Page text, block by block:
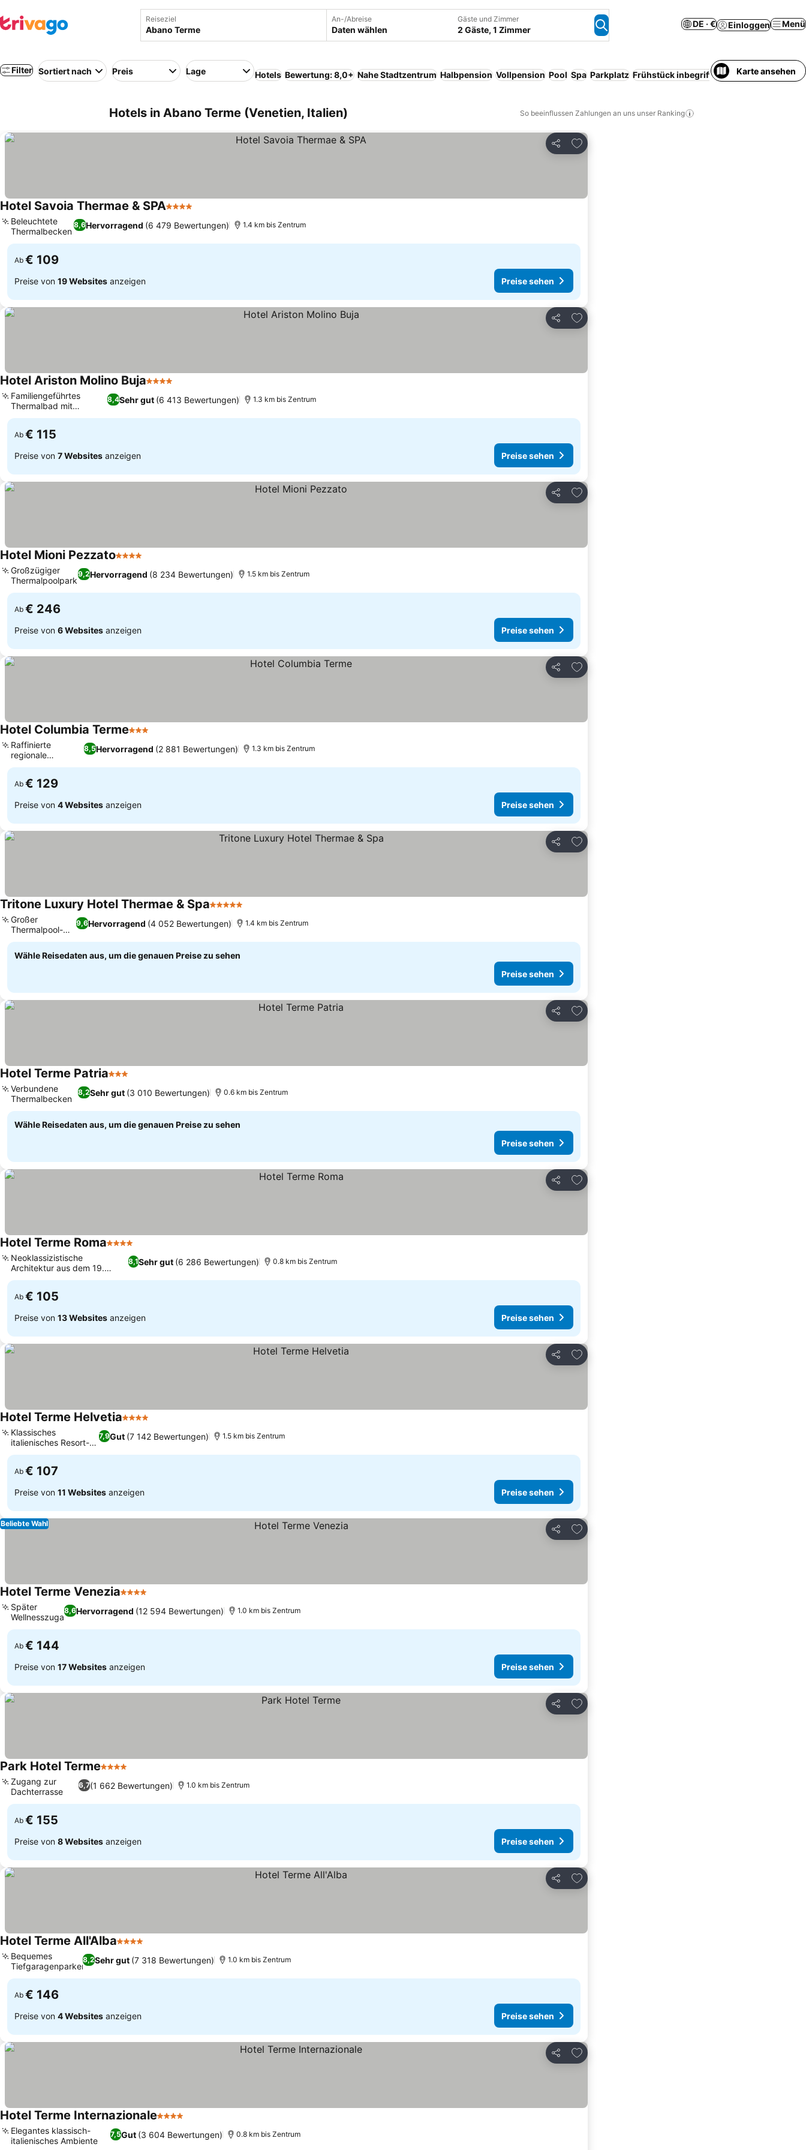
Reiseziel An-/Abreise
Daten wählen
Gäste und Zimmer
2 Gäste, 1 Zimmer
DE · € Einloggen Menü
Filter Sortiert nach Preis Lage Hotels Bewertung: 8,0+ Nahe Stadtzentrum Halbpension Vollpension Pool Spa Parkplatz Frühstück inbegriffen Innenpool
Karte ansehen
Hotels in Abano Terme (Venetien, Italien) So beeinflussen Zahlungen an uns unser Ranking
Teilen
Zu Favoriten hinzufügen
Hotel Savoia Thermae & SPA4 Sterne
8,6Hervorragend (6 479 Bewertungen)
Beleuchtete
Thermalbecken
1.4 km bis Zentrum
Ab € 109
Preise von 19 Websites anzeigen Preise sehen
Teilen
Zu Favoriten hinzufügen
Hotel Ariston Molino Buja4 Sterne
8,4Sehr gut (6 413 Bewertungen)
Familiengeführtes
Thermalbad mit
Tradition
1.3 km bis Zentrum
Ab € 115
Preise von 7 Websites anzeigen Preise sehen
Teilen
Zu Favoriten hinzufügen
Hotel Mioni Pezzato4 Sterne
9,2Hervorragend (8 234 Bewertungen)
Großzügiger
Thermalpoolpark
1.5 km bis Zentrum
Ab € 246
Preise von 6 Websites anzeigen Preise sehen
Teilen
Zu Favoriten hinzufügen
Hotel Columbia Terme3 Sterne
8,5Hervorragend (2 881 Bewertungen)
Raffinierte
regionale
Gastronomie
1.3 km bis Zentrum
Ab € 129
Preise von 4 Websites anzeigen Preise sehen
Teilen
Zu Favoriten hinzufügen
Tritone Luxury Hotel Thermae & Spa5 Sterne
9,6Hervorragend (4 052 Bewertungen)
Großer
Thermalpool-
Komplex
1.4 km bis Zentrum
Wähle Reisedaten aus, um die genauen Preise zu sehen
Preise sehen
Teilen
Zu Favoriten hinzufügen
Hotel Terme Patria3 Sterne
8,2Sehr gut (3 010 Bewertungen)
Verbundene
Thermalbecken
0.6 km bis Zentrum
Wähle Reisedaten aus, um die genauen Preise zu sehen
Preise sehen
Teilen
Zu Favoriten hinzufügen
Hotel Terme Roma4 Sterne
8,1Sehr gut (6 286 Bewertungen)
Neoklassizistische
Architektur aus dem 19.
Jahrhundert
0.8 km bis Zentrum
Ab € 105
Preise von 13 Websites anzeigen Preise sehen
Teilen
Zu Favoriten hinzufügen
Hotel Terme Helvetia4 Sterne
7,9Gut (7 142 Bewertungen)
Klassisches
italienisches Resort-
Flair
1.5 km bis Zentrum
Ab € 107
Preise von 11 Websites anzeigen Preise sehen
Teilen
Zu Favoriten hinzufügen
Beliebte Wahl
Hotel Terme Venezia4 Sterne
8,6Hervorragend (12 594 Bewertungen)
Später
Wellnesszugang
1.0 km bis Zentrum
Ab € 144
Preise von 17 Websites anzeigen Preise sehen
Teilen
Zu Favoriten hinzufügen
Park Hotel Terme4 Sterne
6,7(1 662 Bewertungen)
Zugang zur
Dachterrasse
1.0 km bis Zentrum
Ab € 155
Preise von 8 Websites anzeigen Preise sehen
Teilen
Zu Favoriten hinzufügen
Hotel Terme All'Alba4 Sterne
8,2Sehr gut (7 318 Bewertungen)
Bequemes
Tiefgaragenparken
1.0 km bis Zentrum
Ab € 146
Preise von 4 Websites anzeigen Preise sehen
Teilen
Zu Favoriten hinzufügen
Hotel Terme Internazionale4 Sterne
7,5Gut (3 604 Bewertungen)
Elegantes klassisch-
italienisches Ambiente
0.8 km bis Zentrum